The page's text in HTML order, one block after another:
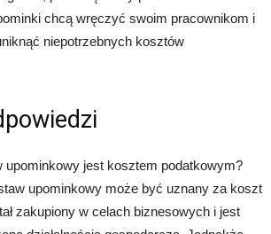
chcą wręczyć swoim pracownikom i
niepotrzebnych kosztów
upominkowy jest kosztem podatkowym?
upominkowy może być uznany za koszt
zakupiony w celach biznesowych i jest